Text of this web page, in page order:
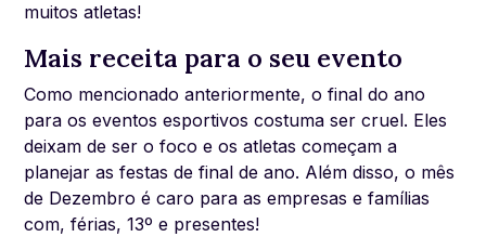
muitos atletas!
Mais receita para o seu evento
Como mencionado anteriormente, o final do ano
para os eventos esportivos costuma ser cruel. Eles
deixam de ser o foco e os atletas começam a
planejar as festas de final de ano. Além disso, o mês
de Dezembro é caro para as empresas e famílias
com, férias, 13º e presentes!